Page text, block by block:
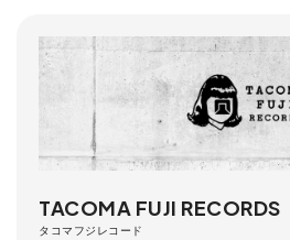
TACOMA FUJI RECORDS
タコマフジレコード